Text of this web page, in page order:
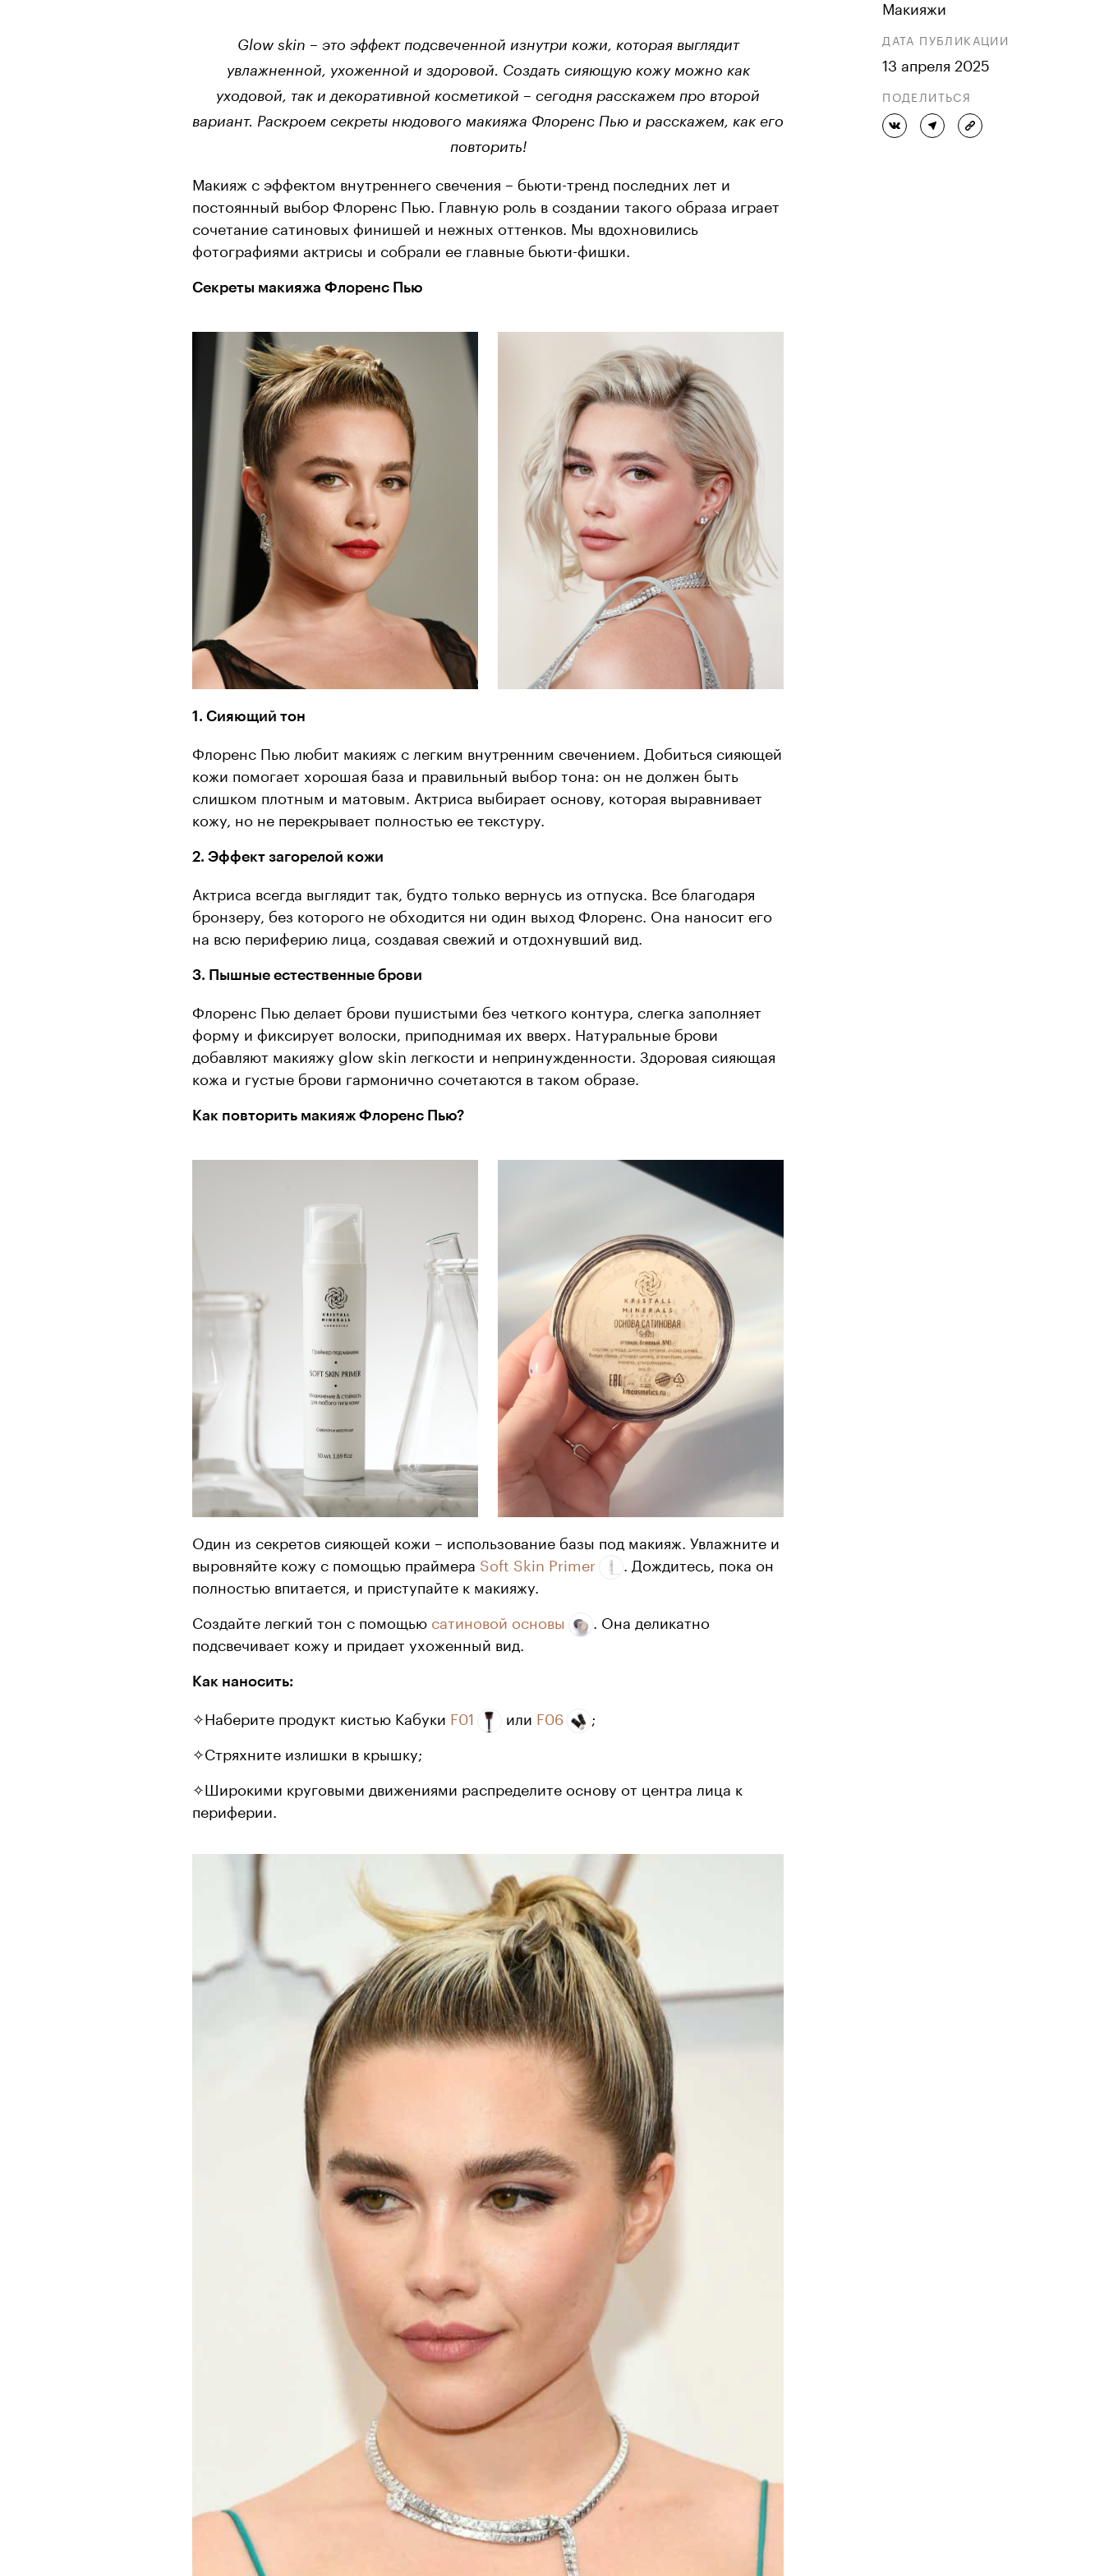
Glow skin – это эффект подсвеченной изнутри кожи, которая выглядит
увлажненной, ухоженной и здоровой. Создать сияющую кожу можно как
уходовой, так и декоративной косметикой – сегодня расскажем про второй
вариант. Раскроем секреты нюдового макияжа Флоренс Пью и расскажем, как его
повторить!
Макияж с эффектом внутреннего свечения – бьюти-тренд последних лет и
постоянный выбор Флоренс Пью. Главную роль в создании такого образа играет
сочетание сатиновых финишей и нежных оттенков. Мы вдохновились
фотографиями актрисы и собрали ее главные бьюти-фишки.
Секреты макияжа Флоренс Пью
1. Сияющий тон
Флоренс Пью любит макияж с легким внутренним свечением. Добиться сияющей
кожи помогает хорошая база и правильный выбор тона: он не должен быть
слишком плотным и матовым. Актриса выбирает основу, которая выравнивает
кожу, но не перекрывает полностью ее текстуру.
2. Эффект загорелой кожи
Актриса всегда выглядит так, будто только вернусь из отпуска. Все благодаря
бронзеру, без которого не обходится ни один выход Флоренс. Она наносит его
на всю периферию лица, создавая свежий и отдохнувший вид.
3. Пышные естественные брови
Флоренс Пью делает брови пушистыми без четкого контура, слегка заполняет
форму и фиксирует волоски, приподнимая их вверх. Натуральные брови
добавляют макияжу glow skin легкости и непринужденности. Здоровая сияющая
кожа и густые брови гармонично сочетаются в таком образе.
Как повторить макияж Флоренс Пью?
Один из секретов сияющей кожи – использование базы под макияж. Увлажните и
выровняйте кожу с помощью праймера Soft Skin Primer
. Дождитесь, пока он
полностью впитается, и приступайте к макияжу.
Создайте легкий тон с помощью сатиновой основы
. Она деликатно
подсвечивает кожу и придает ухоженный вид.
Как наносить:
✧Наберите продукт кистью Кабуки F01 или F06
;
✧Стряхните излишки в крышку;
✧Широкими круговыми движениями распределите основу от центра лица к
периферии.
Макияжи
ДАТА ПУБЛИКАЦИИ
13 апреля 2025
ПОДЕЛИТЬСЯ